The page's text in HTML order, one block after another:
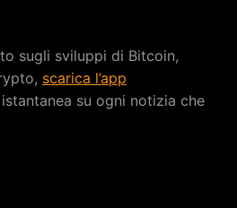
sugli sviluppi di Bitcoin,
scarica l’app
su ogni notizia che